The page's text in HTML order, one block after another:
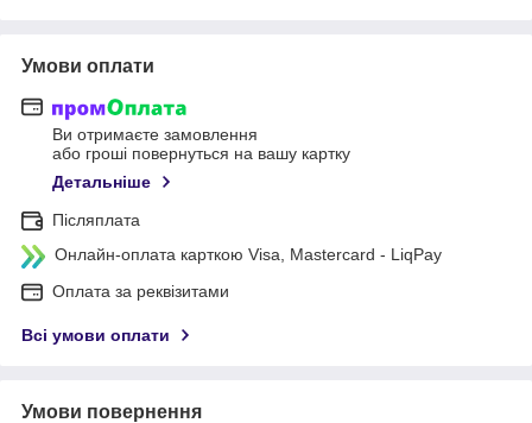
Умови оплати
Ви отримаєте замовлення
або гроші повернуться на вашу картку
Детальніше
Післяплата
Онлайн-оплата карткою Visa, Mastercard - LiqPay
Оплата за реквізитами
Всі умови оплати
Умови повернення